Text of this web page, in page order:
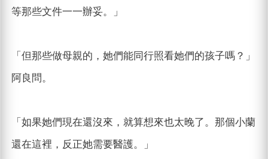
等那些文件一一辦妥。」
「但那些做母親的，她們能同行照看她們的孩子嗎？」
阿良問。
「如果她們現在還沒來，就算想來也太晚了。那個小蘭
還在這裡，反正她需要醫護。」